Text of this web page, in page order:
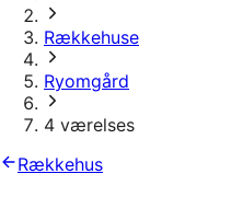
Rækkehuse
Ryomgård
4 værelses
Rækkehus